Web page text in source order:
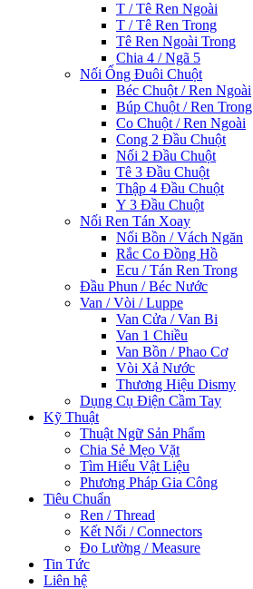
T / Tê Ren Ngoài
T / Tê Ren Trong
Tê Ren Ngoài Trong
Chia 4 / Ngã 5
Nối Ống Đuôi Chuột
Béc Chuột / Ren Ngoài
Búp Chuột / Ren Trong
Co Chuột / Ren Ngoài
Cong 2 Đầu Chuột
Nối 2 Đầu Chuột
Tê 3 Đầu Chuột
Thập 4 Đầu Chuột
Y 3 Đầu Chuột
Nối Ren Tán Xoay
Nối Bồn / Vách Ngăn
Rắc Co Đồng Hồ
Ecu / Tán Ren Trong
Đầu Phun / Béc Nước
Van / Vòi / Luppe
Van Cửa / Van Bi
Van 1 Chiều
Van Bồn / Phao Cơ
Vòi Xả Nước
Thương Hiệu Dismy
Dụng Cụ Điện Cầm Tay
Kỹ Thuật
Thuật Ngữ Sản Phẩm
Chia Sẻ Mẹo Vặt
Tìm Hiểu Vật Liệu
Phương Pháp Gia Công
Tiêu Chuẩn
Ren / Thread
Kết Nối / Connectors
Đo Lường / Measure
Tin Tức
Liên hệ